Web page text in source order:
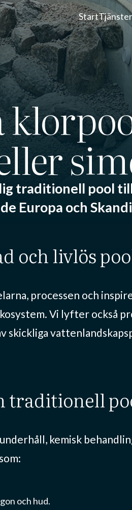
traditionell pool
Europa och
och livlös
processen och
Vi lyfter också
traditionell
kemisk
och hud.
Start